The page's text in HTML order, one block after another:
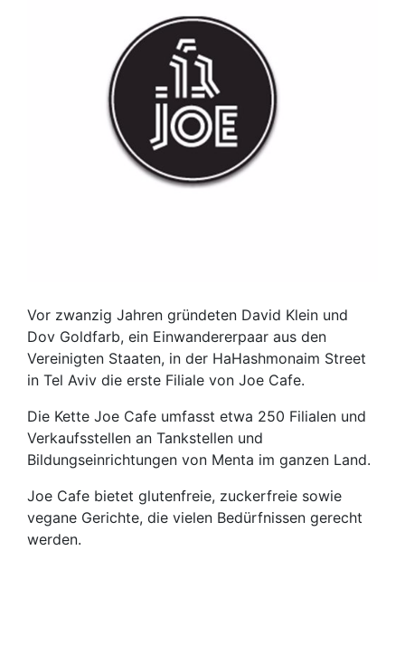
Vor zwanzig Jahren gründeten David Klein und
Dov Goldfarb, ein Einwandererpaar aus den
Vereinigten Staaten, in der HaHashmonaim Street
in Tel Aviv die erste Filiale von Joe Cafe.
Die Kette Joe Cafe umfasst etwa 250 Filialen und
Verkaufsstellen an Tankstellen und
Bildungseinrichtungen von Menta im ganzen Land.
Joe Cafe bietet glutenfreie, zuckerfreie sowie
vegane Gerichte, die vielen Bedürfnissen gerecht
werden.